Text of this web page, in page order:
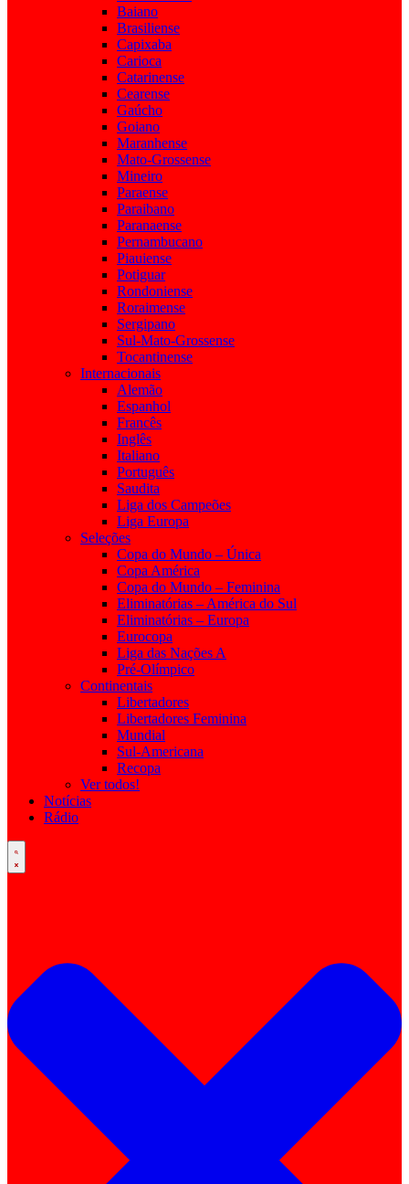
Baiano
Brasiliense
Capixaba
Carioca
Catarinense
Cearense
Gaúcho
Goiano
Maranhense
Mato-Grossense
Mineiro
Paraense
Paraibano
Paranaense
Pernambucano
Piauiense
Potiguar
Rondoniense
Roraimense
Sergipano
Sul-Mato-Grossense
Tocantinense
Internacionais
Alemão
Espanhol
Francês
Inglês
Italiano
Português
Saudita
Liga dos Campeões
Liga Europa
Seleções
Copa do Mundo – Única
Copa América
Copa do Mundo – Feminina
Eliminatórias – América do Sul
Eliminatórias – Europa
Eurocopa
Liga das Nações A
Pré-Olímpico
Continentais
Libertadores
Libertadores Feminina
Mundial
Sul-Americana
Recopa
Ver todos!
Notícias
Rádio